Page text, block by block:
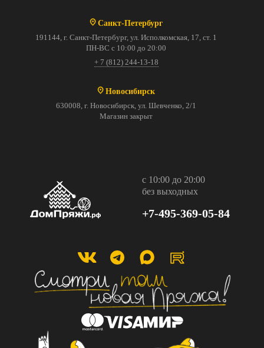
Санкт-Петербург
191144, г. Санкт-Петербург, ул. Исполкомская, 17, ст. 1
ПН-ВС с 10:00 до 20:00
+ 7 (812) 244-13-18
Новосибирск
630008, г. Новосибирск, ул. Шевченко, 2/1
Магазин закрыт
с 10:00 до 20:00
без выходных
+7-495-369-05-84